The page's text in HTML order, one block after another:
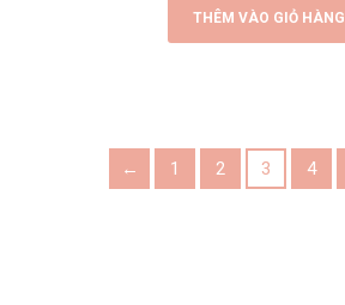
THÊM VÀO GIỎ HÀNG
← 1 2 3 4